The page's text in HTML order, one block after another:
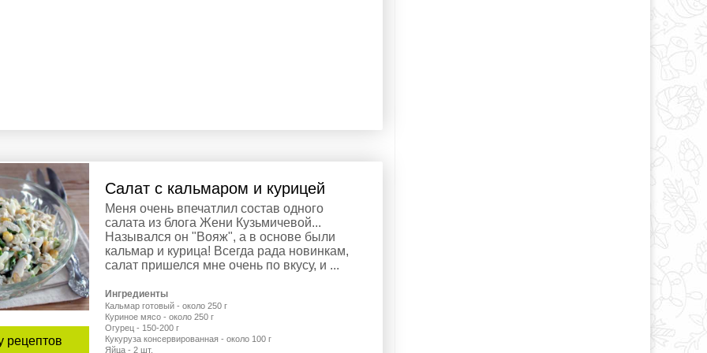
рецептов
Салат с кальмаром и курицей
Меня очень впечатлил состав одного
салата из блога Жени Кузьмичевой...
Назывался он "Вояж", а в основе были
кальмар и курица! Всегда рада новинкам,
салат пришелся мне очень по вкусу, и ...
Ингредиенты
Кальмар готовый - около 250 г
Куриное мясо - около 250 г
Огурец - 150-200 г
Кукуруза консервированная - около 100 г
Яйца - 2 шт.